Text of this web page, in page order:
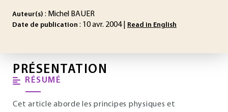
Auteur(s) : Michel BAUER
Date de publication : 10 avr. 2004 | Read in English
PRÉSENTATION
RÉSUMÉ
Cet article aborde les principes physiques et